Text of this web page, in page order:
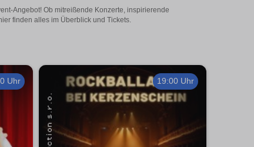
Angebot! Ob mitreißende Konzerte, inspirierende
finden alles im Überblick und Tickets.
Uhr 19:00 Uhr